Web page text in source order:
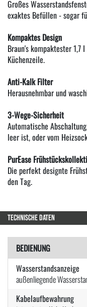
Großes
exaktes Befüllen - sogar
Kompaktes Design
Braun's kompaktester 1,7
Küchenzeile.
Anti-Kalk Filter
Herausnehmbar und
3-Wege-Sicherheit
Automatische
leer ist, oder vom
PurEase
Die perfekt designte
den Tag.
TECHNISCHE DATEN
BEDIENUNG
Wasserstandsanzeige
außenliegende
Kabelaufbewahrung